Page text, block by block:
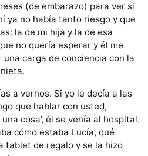
(de embarazo) para ver si
ya no había tanto riesgo y que
la de mi hija y la de esa
no quería esperar y él me
carga de conciencia con la
a vernos. Si yo le decía a las
que hablar con usted,
cosa’, él se venía al hospital.
cómo estaba Lucía, qué
tablet de regalo y se la hizo